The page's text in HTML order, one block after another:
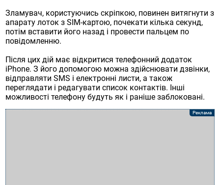
Зламувач, користуючись скріпкою, повинен витягнути з
апарату лоток з SIM-картою, почекати кілька секунд,
потім вставити його назад і провести пальцем по
повідомленню.
Після цих дій має відкритися телефонний додаток
iPhone. З його допомогою можна здійснювати дзвінки,
відправляти SMS і електронні листи, а також
переглядати і редагувати список контактів. Інші
можливості телефону будуть як і раніше заблоковані.